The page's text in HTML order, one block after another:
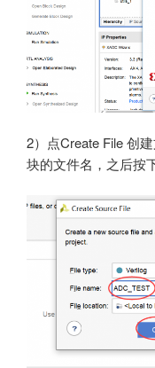
2）点Create File 创
块的文件名，之后按